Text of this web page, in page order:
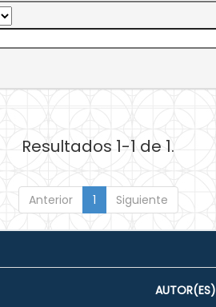
Resultados 1-1 de 1.
Anterior 1 Siguiente
AUTOR(ES)